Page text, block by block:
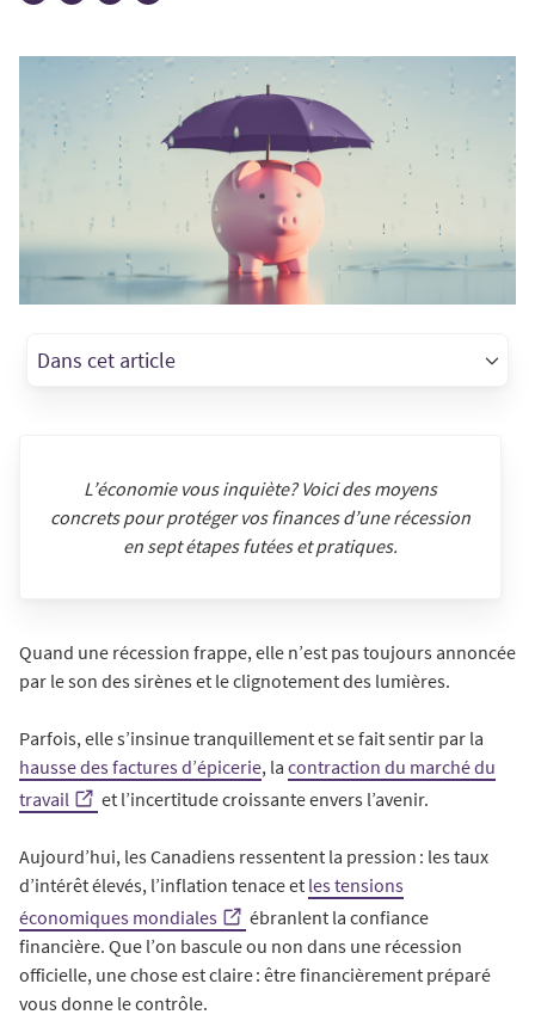
Dans cet article
L’économie vous inquiète? Voici des moyens
concrets pour protéger vos finances d’une récession
en sept étapes futées et pratiques.
Quand une récession frappe, elle n’est pas toujours annoncée
par le son des sirènes et le clignotement des lumières.
Parfois, elle s’insinue tranquillement et se fait sentir par la
hausse des factures d’épicerie, la contraction du marché du
travail
et l’incertitude croissante envers l’avenir.
Aujourd’hui, les Canadiens ressentent la pression : les taux
d’intérêt élevés, l’inflation tenace et les tensions
économiques mondiales
ébranlent la confiance
financière. Que l’on bascule ou non dans une récession
officielle, une chose est claire : être financièrement préparé
vous donne le contrôle.